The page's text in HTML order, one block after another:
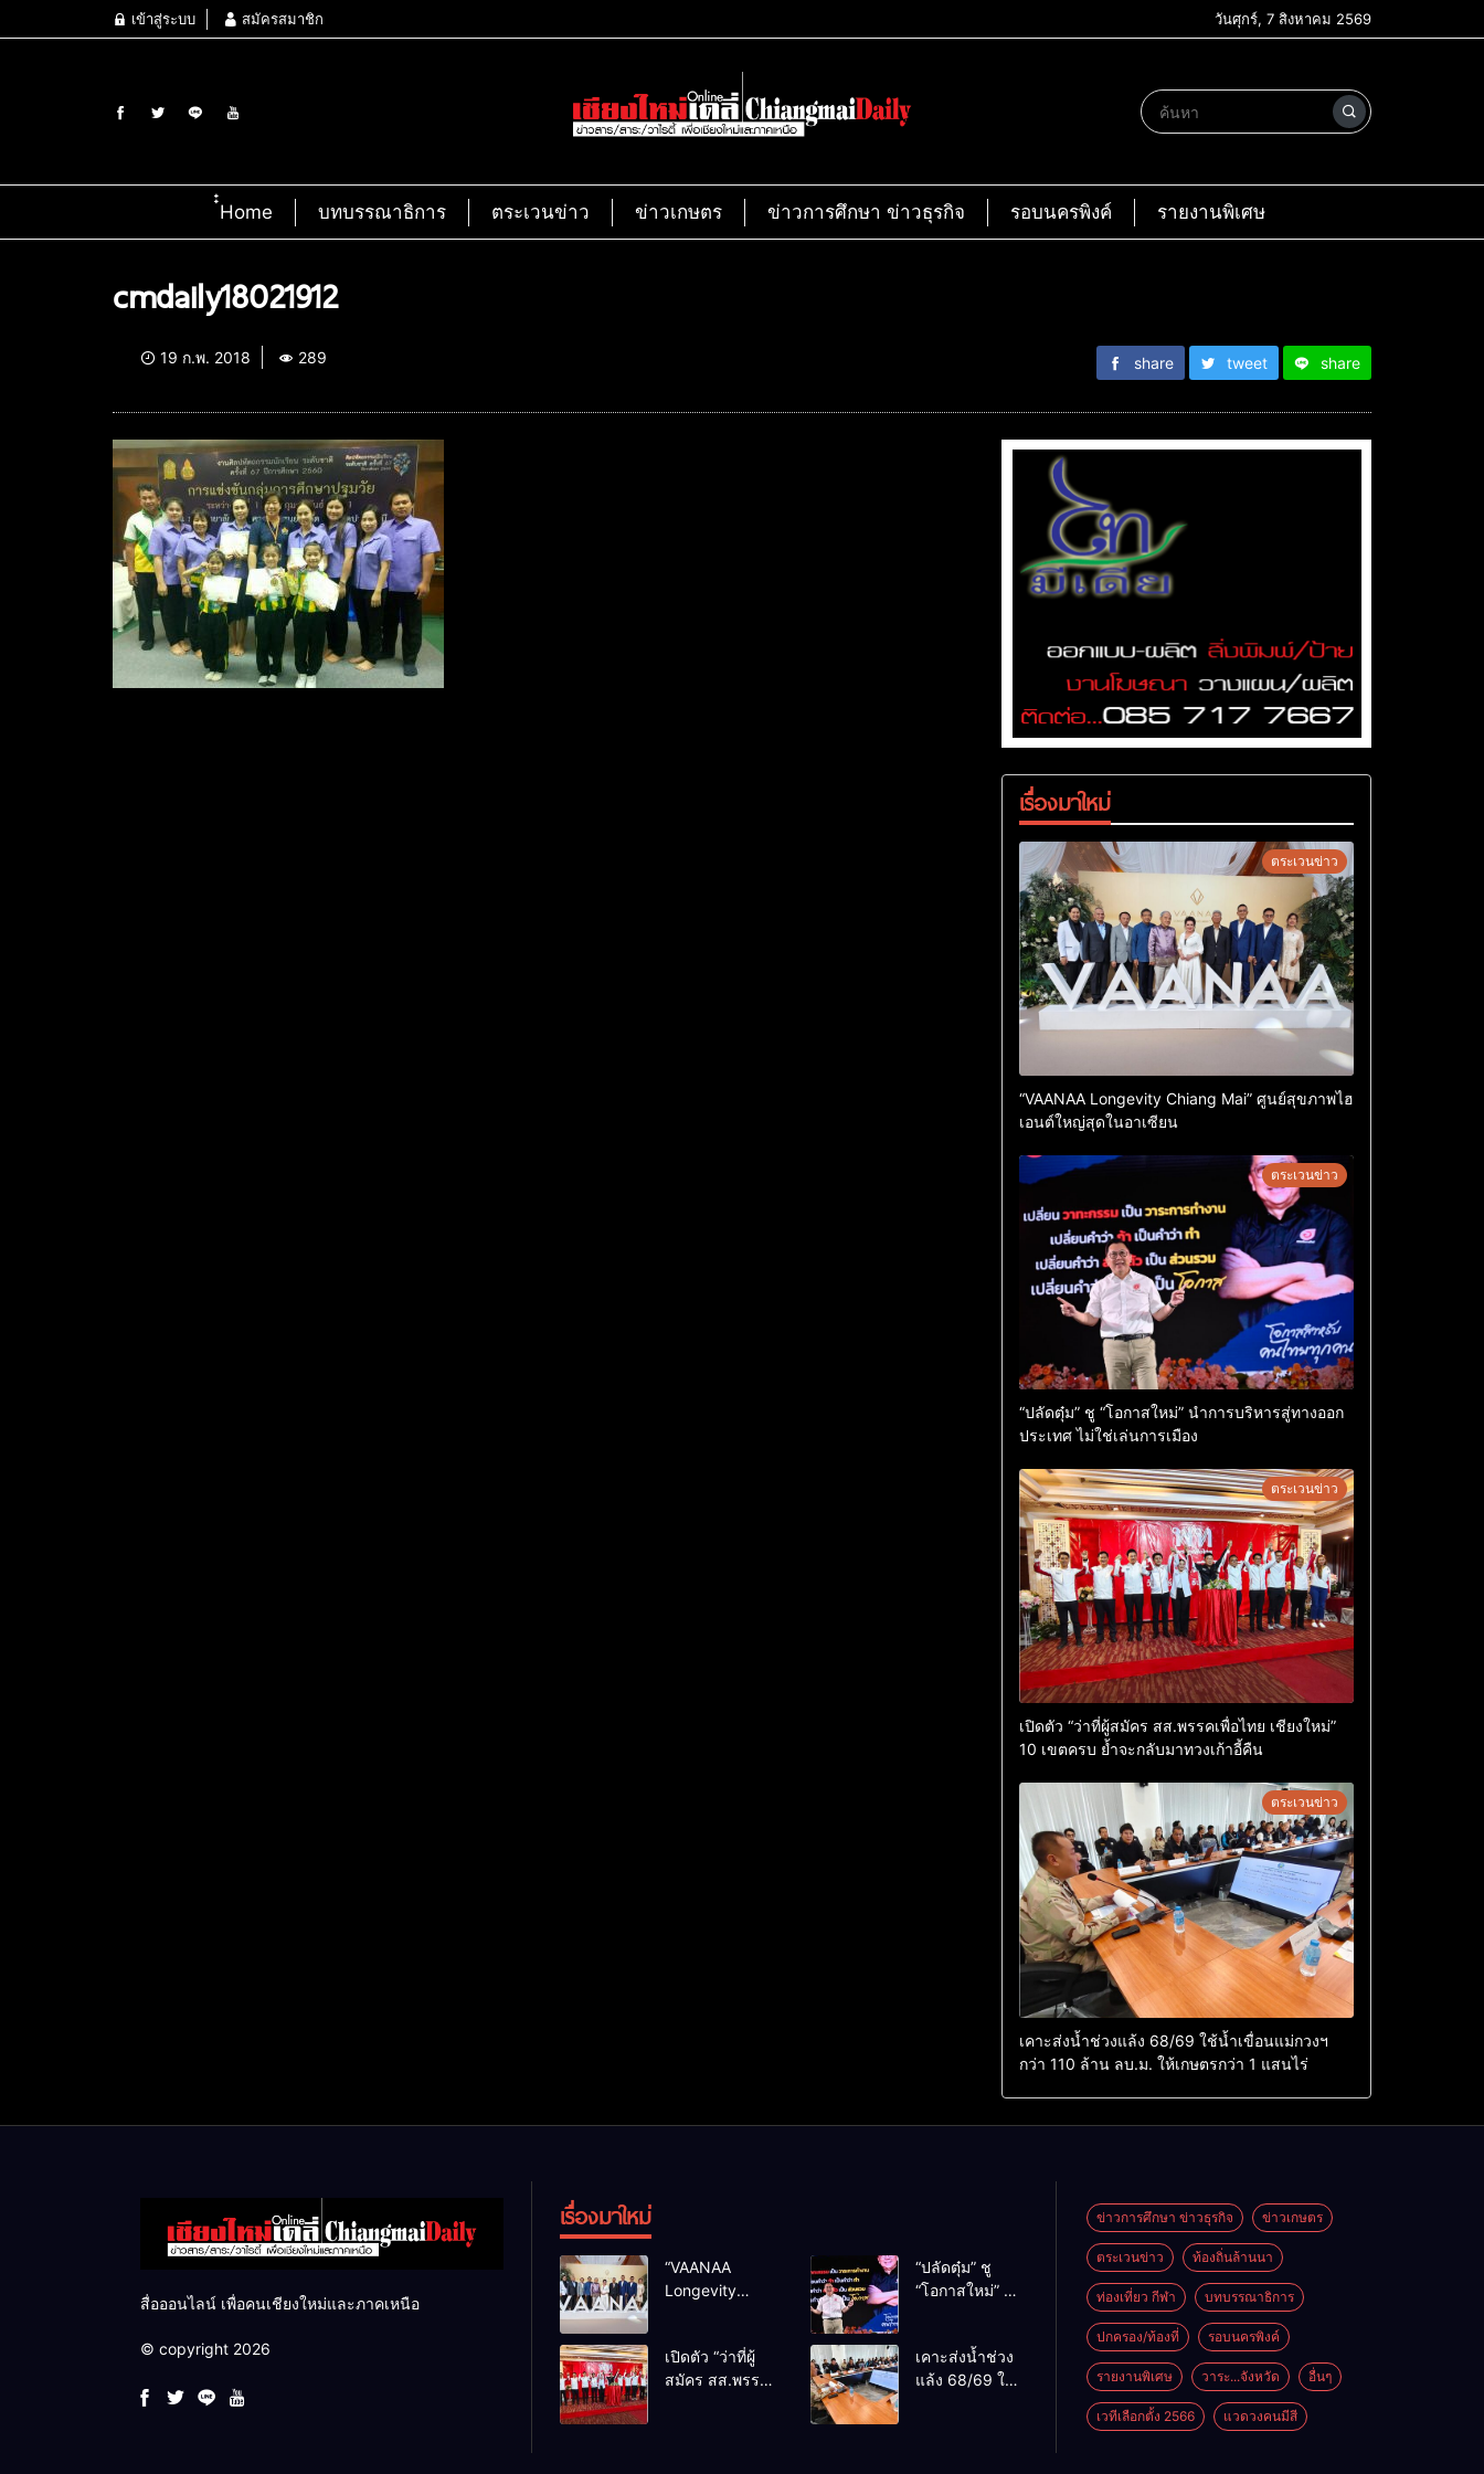
เข้าสู่ระบบ สมัครสมาชิก วันศุกร์, 7 สิงหาคม 2569
๋๋Home บทบรรณาธิการ ตระเวนข่าว ข่าวเกษตร ข่าวการศึกษา ข่าวธุรกิจ รอบนครพิงค์ รายงานพิเศษ
cmdaily18021912
19 ก.พ. 2018 289 share tweet share
เรื่องมาใหม่
ตระเวนข่าว
“VAANAA Longevity Chiang Mai” ศูนย์สุขภาพไฮ
เอนต์ใหญ่สุดในอาเซียน
ตระเวนข่าว
“ปลัดตุ๋ม” ชู “โอกาสใหม่” นำการบริหารสู่ทางออก
ประเทศ ไม่ใช่เล่นการเมือง
ตระเวนข่าว
เปิดตัว “ว่าที่ผู้สมัคร สส.พรรคเพื่อไทย เชียงใหม่”
10 เขตครบ ย้ำจะกลับมาทวงเก้าอี้คืน
ตระเวนข่าว
เคาะส่งน้ำช่วงแล้ง 68/69 ใช้น้ำเขื่อนแม่กวงฯ
กว่า 110 ล้าน ลบ.ม. ให้เกษตรกว่า 1 แสนไร่
สื่อออนไลน์ เพื่อคนเชียงใหม่และภาคเหนือ
© copyright 2026
เรื่องมาใหม่
“VAANAA
Longevity
เอนต์ใหญ่สุดใน
อาเซียน
“ปลัดตุ๋ม” ชู
“โอกาสใหม่” นำ
ไม่ใช่เล่น
การเมือง
เปิดตัว “ว่าที่ผู้
สมัคร สส.พรรค
เคาะส่งน้ำช่วง
แล้ง 68/69 ใช้
ข่าวการศึกษา ข่าวธุรกิจ ข่าวเกษตร
ตระเวนข่าว ท้องถิ่นล้านนา
ท่องเที่ยว กีฬา บทบรรณาธิการ
ปกครอง/ท้องที่ รอบนครพิงค์
รายงานพิเศษ วาระ...จังหวัด อื่นๆ
เวทีเลือกตั้ง 2566 แวดวงคนมีสี